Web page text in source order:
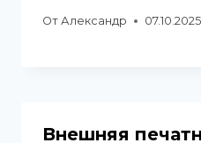
От Александр 07.10.2025
Внешняя